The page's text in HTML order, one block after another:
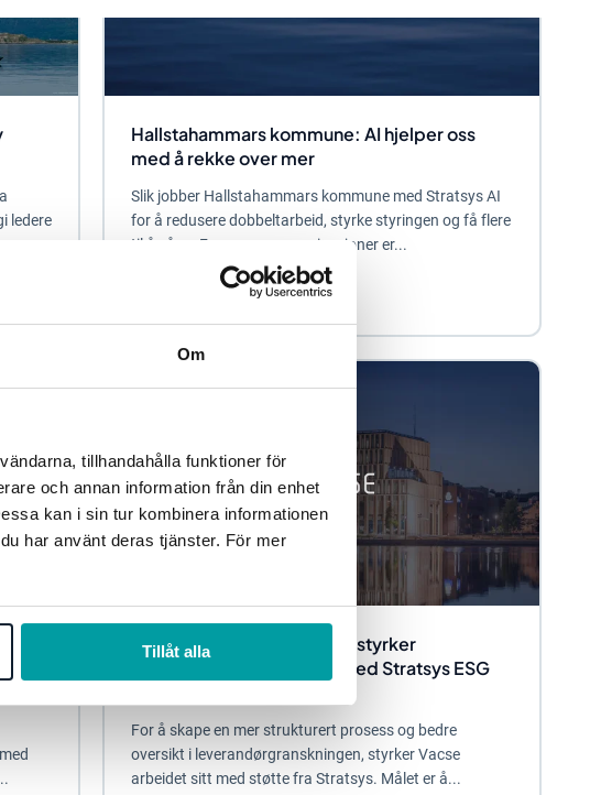
Om
tillhandahålla funktioner för
och annan information från din enhet
kan i sin tur kombinera informationen
har använt deras tjänster. För mer
Tillåt alla
ledere
Hallstahammars kommune: AI hjelper oss
med å rekke over mer
Slik jobber Hallstahammars kommune med Stratsys AI
for å redusere dobbeltarbeid, styrke styringen og få flere
til å våge. For mange organisasjoner er...
Eiendomsselskapet Vacse styrker
leverandørgranskningen med Stratsys ESG
For å skape en mer strukturert prosess og bedre
oversikt i leverandørgranskningen, styrker Vacse
arbeidet sitt med støtte fra Stratsys. Målet er å...